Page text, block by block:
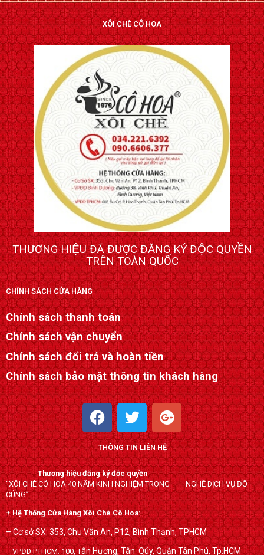
XÔI CHÈ CÔ HOA
THƯƠNG HIỆU ĐÃ ĐƯỢC ĐĂNG KÝ ĐỘC QUYỀN
TRÊN TOÀN QUỐC
CHÍNH SÁCH CỬA HÀNG
Chính sách thanh toán
Chính sách vận chuyển
Chính sách đổi trả và hoàn tiền
Chính sách bảo mật thông tin khách hàng
F
a
c
e
b
o
o
k
T
w
i
t
t
e
r
G
o
o
g
l
e
-
p
l
u
THÔNG TIN LIÊN HỆ
Thương hiệu đăng ký độc quyền
“XÔI CHÈ CÔ HOA 40 NĂM KINH NGHIỆM TRONG NGHỀ DỊCH VỤ ĐỒ
CÚNG”
+ Hệ Thống Cửa Hàng Xôi Chè Cô Hoa:
– Cơ sở SX: 353, Chu Văn An, P12, Bình Thạnh, TPHCM
– VPĐD PTHCM: 100, Tân Hương, Tân Qúy,Quận Tân Phú, Tp.HCM